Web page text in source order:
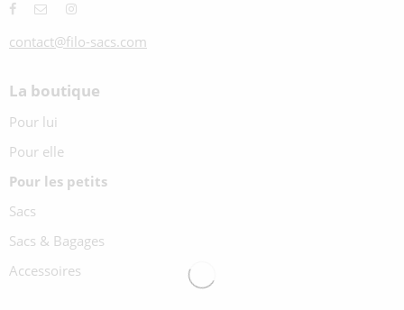
contact@filo-sacs.com
La boutique
Pour lui
Pour elle
Pour les petits
Sacs
Sacs & Bagages
Accessoires